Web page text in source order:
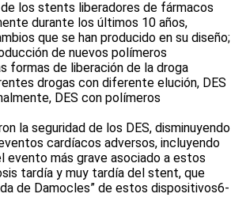
los stents liberadores de fármacos
durante los últimos 10 años,
que se han producido en su diseño;
de nuevos polímeros
formas de liberación de la droga
drogas con diferente elución, DES
DES con polímeros
la seguridad de los DES, disminuyendo
cardíacos adversos, incluyendo
evento más grave asociado a estos
tardía y muy tardía del stent, que
de Damocles” de estos dispositivos6-